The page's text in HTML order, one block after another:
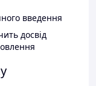
введення
досвід